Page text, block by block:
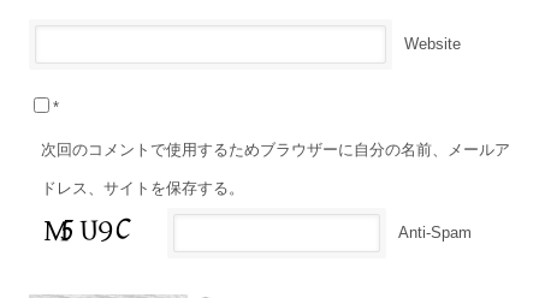
Website
次回のコメントで使用するためブラウザーに自分の名前、メールア
ドレス、サイトを保存する。
Anti-Spam
*